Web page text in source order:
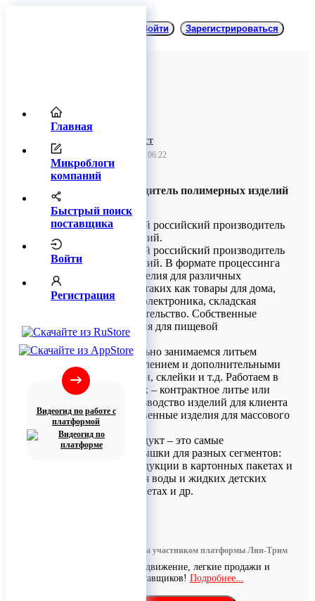
Главная
Микроблоги
компаний
Быстрый поиск
поставщика
Войти
Регистрация
Видеогид по работе с
платформой
Войти Зарегистрироваться
ООО Бипласт
31 августа 2023 06:22
be:plast - производитель полимерных изделий
и упаковки
Бипласт – крупный российский производитель
полимерных изделий.
Бипласт – крупный российский производитель
полимерных изделий. В формате процессинга
мы выпускаем изделия для различных
сегментов рынка, таких как товары для дома,
бытовая техника, электроника, складская
логистика и строительство. Собственные
продукты – изделия для пищевой
промышленности.
Мы профессионально занимаемся литьем
пластмасс под давлением и дополнительными
операциями печати, склейки и т.д. Работаем в
двух направлениях – контрактное литье или
процессинг (производство изделий для клиента
под заказ) и собственные изделия для массового
рынка.
Собственный продукт – это самые
разнообразные крышки для разных сегментов:
для молочной продукции в картонных пакетах и
ПЭТ бутылках, для воды и жидких детских
пюре в мягких пакетах и др.
Информация размещена участником платформы Лин-Трим
Бесплатное продвижение, легкие продажи и
поиск поставщиков! Подробнее...